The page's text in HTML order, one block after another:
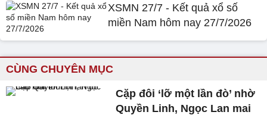
XSMN 27/7 - Kết quả xổ số
miền Nam hôm nay 27/7/2026
CÙNG CHUYÊN MỤC
Cặp đôi ‘lỡ một lần đò’ nhờ
Quyền Linh, Ngọc Lan mai